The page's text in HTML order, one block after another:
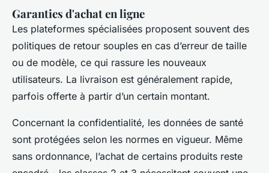
Garanties d'achat en ligne
Les plateformes spécialisées proposent souvent des
politiques de retour souples en cas d’erreur de taille
ou de modèle, ce qui rassure les nouveaux
utilisateurs. La livraison est généralement rapide,
parfois offerte à partir d’un certain montant.
Concernant la confidentialité, les données de santé
sont protégées selon les normes en vigueur. Même
sans ordonnance, l’achat de certains produits reste